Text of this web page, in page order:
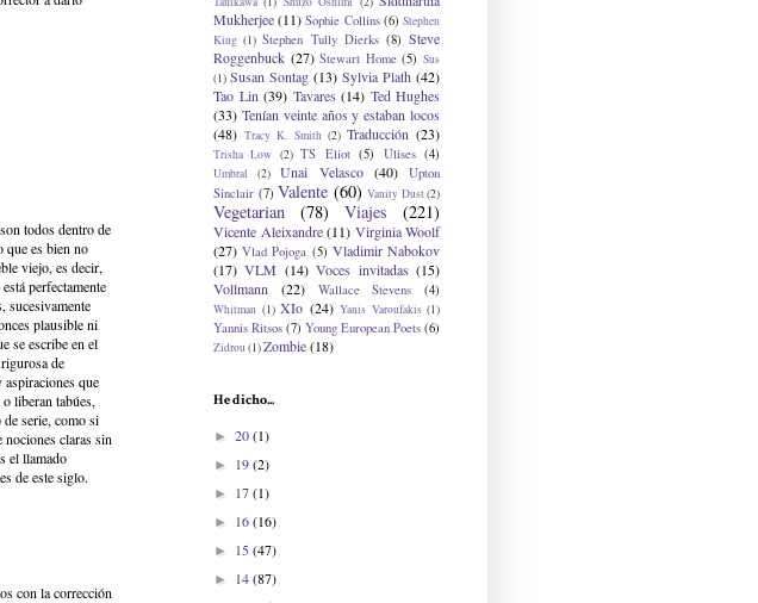
todos dentro de
que es bien no
viejo, es decir,
perfectamente
sucesivamente
plausible ni
se escribe en el
de
aspiraciones que
liberan tabúes,
de serie, como si
nociones claras sin
el llamado
de este siglo.
con la corrección
Mukherjee (11) Sophie Collins (6) Stephen
King (1) Stephen Tully Dierks (8) Steve
Roggenbuck (27) Stewart Home (5) Sus
(1) Susan Sontag (13) Sylvia Plath (42)
Tao Lin (39) Tavares (14) Ted Hughes
(33) Tenían veinte años y estaban locos
(48) Tracy K. Smith (2) Traducción (23)
Trisha Low (2) TS Eliot (5) Ulises (4)
Umbral (2) Unai Velasco (40)
Upton
Sinclair (7) Valente (60) Vanity Dust(2)
Vegetarian (78) Viajes (221)
Vicente Aleixandre (11) Virginia Woolf
(27) Vlad Pojoga (5) Vladimir Nabokov
(17) VLM (14) Voces invitadas (15)
Vollmann
(22) Wallace Stevens (4)
Whitman (1) XIo (24) Yanis Varoufakis (1)
Yannis Ritsos (7) Young European Poets (6)
Zidrou(1)Zombie(18)
He dicho...
► 20(1)
► 19(2)
► 17(1)
► 16(16)
► 15(47)
► 14(87)